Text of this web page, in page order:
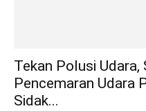
Tekan Polusi
Pencemaran Udara
Sidak...